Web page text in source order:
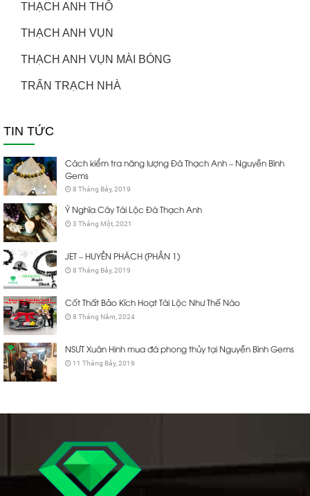
THẠCH ANH THÔ
THẠCH ANH VỤN
THẠCH ANH VỤN MÀI BÓNG
TRẤN TRẠCH NHÀ
TIN TỨC
Cách kiểm tra năng lượng Đá Thạch Anh – Nguyễn Bình
Gems
8 Tháng Bảy, 2019
Ý Nghĩa Cây Tài Lộc Đá Thạch Anh
3 Tháng Một, 2021
JET – HUYỀN PHÁCH (PHẦN 1)
8 Tháng Bảy, 2019
Cốt Thất Bảo Kích Hoạt Tài Lộc Như Thế Nào
8 Tháng Năm, 2024
NSƯT Xuân Hinh mua đá phong thủy tại Nguyễn Bình Gems
11 Tháng Bảy, 2019